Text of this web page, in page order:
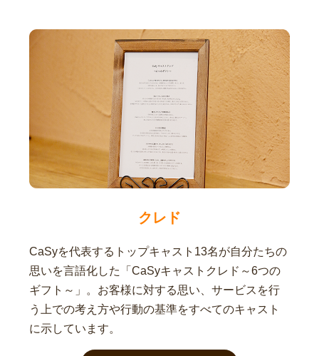
クレド
CaSyを代表するトップキャスト13名が自分たちの
思いを言語化した「CaSyキャストクレド～6つの
ギフト～」。お客様に対する思い、サービスを行
う上での考え方や行動の基準をすべてのキャスト
に示しています。